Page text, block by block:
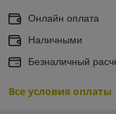
Онлайн оплата
Наличными
Безналичный
Все условия оплаты